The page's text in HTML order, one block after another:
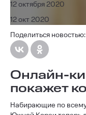
12 октября 2020
12 окт 2020
Поделиться новостью:
Онлайн-
покажет
Набирающие по